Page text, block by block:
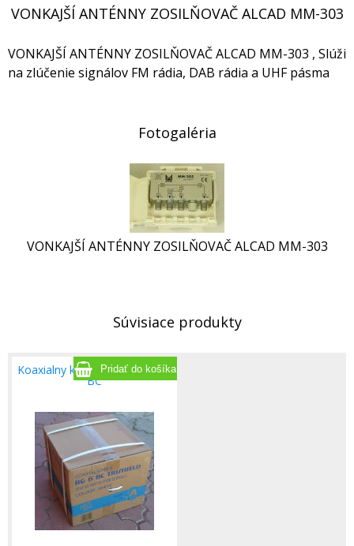
VONKAJŠÍ ANTÉNNY ZOSILŇOVAČ ALCAD MM-303
VONKAJŠÍ ANTÉNNY ZOSILŇOVAČ ALCAD MM-303 , Slúži
na zlúčenie signálov FM rádia, DAB rádia a UHF pásma
Fotogaléria
VONKAJŠÍ ANTÉNNY ZOSILŇOVAČ ALCAD MM-303
Súvisiace produkty
Koaxialny kabel Tri-Shield RG6
BC